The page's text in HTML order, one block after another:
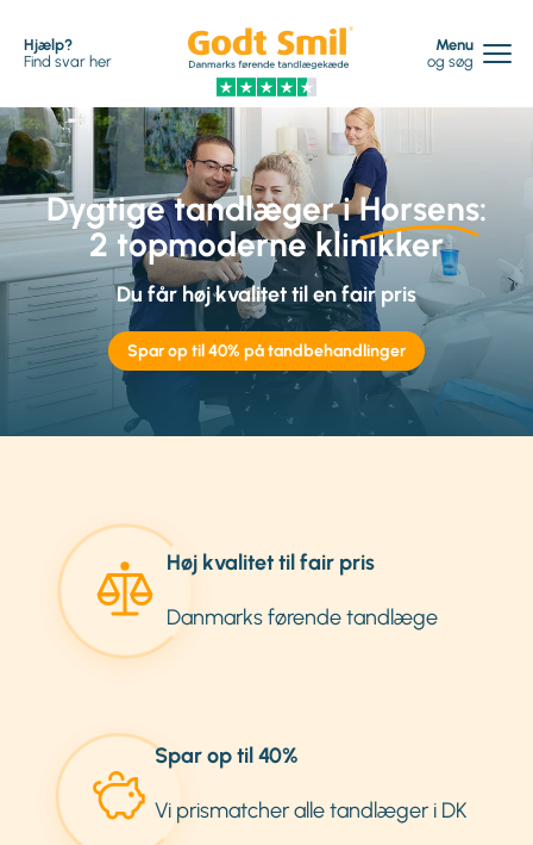
Hjælp?
Find svar her
Menu
og søg
Dygtige tandlæger iHorsens:
2 topmoderne klinikker
Du får høj kvalitet til en fair pris
Spar op til 40% på tandbehandlinger
Høj kvalitet til fair pris
Danmarks førende tandlæge
Spar op til 40%
Vi prismatcher alle tandlæger i DK